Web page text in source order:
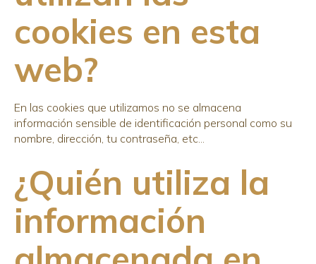
cookies en esta
web?
En las cookies que utilizamos no se almacena
información sensible de identificación personal como su
nombre, dirección, tu contraseña, etc...
¿Quién utiliza la
información